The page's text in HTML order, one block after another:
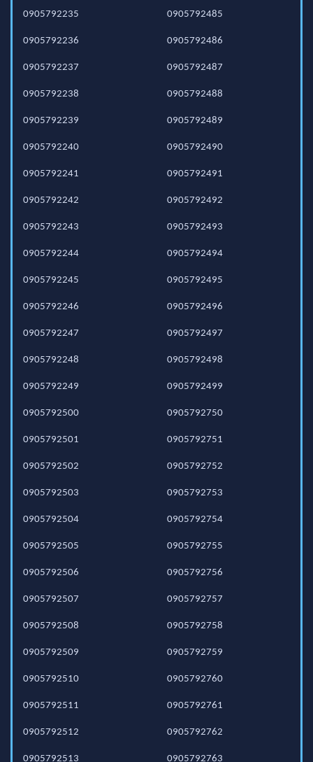
0905792235
0905792236
0905792237
0905792238
0905792239
0905792240
0905792241
0905792242
0905792243
0905792244
0905792245
0905792246
0905792247
0905792248
0905792249
0905792485
0905792486
0905792487
0905792488
0905792489
0905792490
0905792491
0905792492
0905792493
0905792494
0905792495
0905792496
0905792497
0905792498
0905792499
0905792500
0905792501
0905792502
0905792503
0905792504
0905792505
0905792506
0905792507
0905792508
0905792509
0905792510
0905792511
0905792512
0905792513
0905792750
0905792751
0905792752
0905792753
0905792754
0905792755
0905792756
0905792757
0905792758
0905792759
0905792760
0905792761
0905792762
0905792763